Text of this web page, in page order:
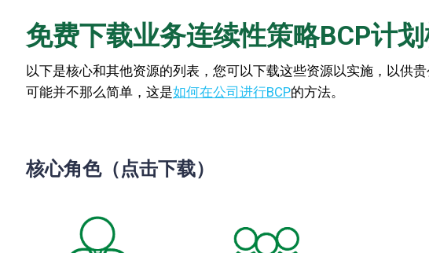
免费下载业务连续性策略BCP计
以下是核心和其他资源的列表，您可以下载这些资源以实施，以供
可能并不那么简单，这是如何在公司进行BCP的方法。
核心角色（点击下载）